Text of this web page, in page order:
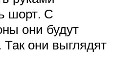
шорт. С
они будут
они выглядят